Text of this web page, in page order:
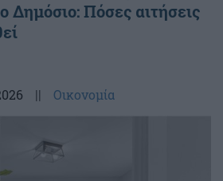
Δημόσιο: Πόσες αιτήσεις
|| Οικονομία